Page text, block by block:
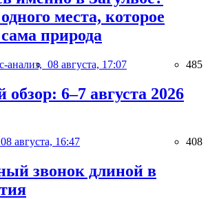
места, которое
природа
анализ, 08 августа, 17:07 485
обзор: 6–7 августа 2026
08 августа, 16:47 408
звонок длиной в